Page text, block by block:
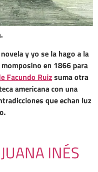
y yo se la hago a la
en 1866 para
Facundo Ruizsuma otra
americana con una
que echan luz
INÉS